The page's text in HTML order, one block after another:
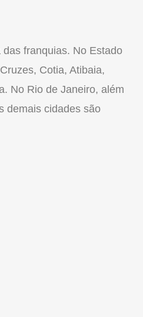
franquias. No Estado
Cotia, Atibaia,
No Rio de Janeiro, além
demais cidades são